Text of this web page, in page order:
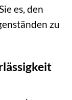
es, den
zu